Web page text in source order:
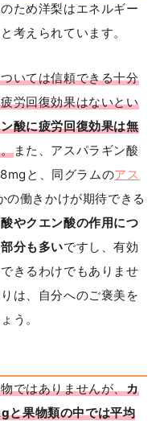
ため洋梨はエネルギー
考えられています。
いては信頼できる十分
労回復効果はないとい
酸に疲労回復効果は無
また、アスパラギン酸
と、同グラムのアス
の働きかけが期待できる
やクエン酸の作用につ
分も多いですし、有効
きるわけでもありませ
は、自分へのご褒美を
う。
ではありませんが、カ
と果物類の中では平均